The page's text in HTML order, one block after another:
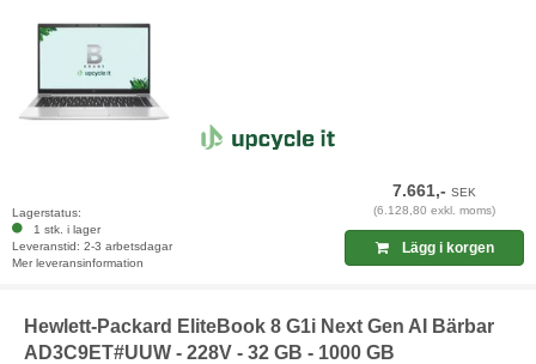
Lagerstatus:
1 stk. i lager
Leveranstid: 2-3 arbetsdagar
Mer leveransinformation
7.661,-SEK
(6.128,80 exkl. moms)
Lägg i korgen
Hewlett-Packard EliteBook 8 G1i Next Gen AI Bärbar
AD3C9ET#UUW - 228V - 32 GB - 1000 GB